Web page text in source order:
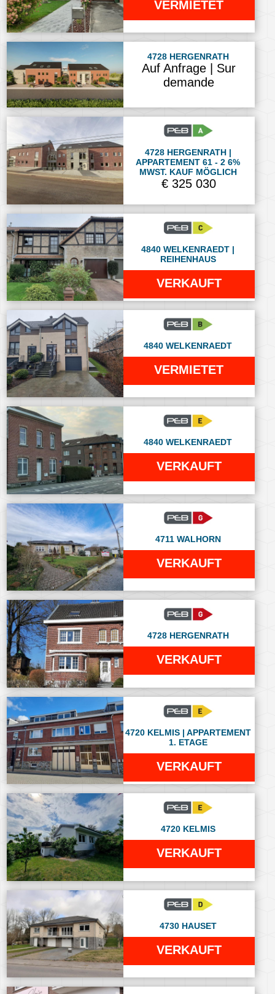
VERMIETET
4728 HERGENRATH
Auf Anfrage | Sur
demande
4728 HERGENRATH |
APPARTEMENT 61 - 2 6%
MWST. KAUF MÖGLICH
€ 325 030
4840 WELKENRAEDT |
REIHENHAUS
VERKAUFT
4840 WELKENRAEDT
VERMIETET
4840 WELKENRAEDT
VERKAUFT
4711 WALHORN
VERKAUFT
4728 HERGENRATH
VERKAUFT
4720 KELMIS | APPARTEMENT
1. ETAGE
VERKAUFT
4720 KELMIS
VERKAUFT
4730 HAUSET
VERKAUFT